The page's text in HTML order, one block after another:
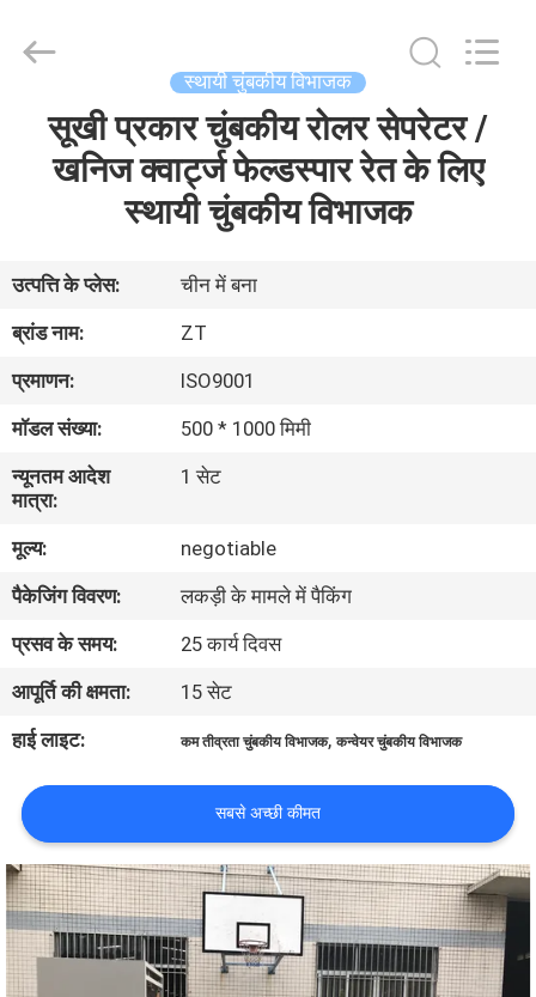
हमारे
बारे
में
कारखाना
भ्रमण
गुणवत्ता
नियंत्रण
संपर्क
करें
समाचार
और
ज्ञान
मामलों
स्थायी चुंबकीय विभाजक
सूखी प्रकार चुंबकीय रोलर सेपरेटर /
खनिज क्वार्ट्ज फेल्डस्पार रेत के लिए
स्थायी चुंबकीय विभाजक
उत्पत्ति के प्लेस:
चीन में बना
ब्रांड नाम:
ZT
प्रमाणन:
ISO9001
मॉडल संख्या:
500 * 1000 मिमी
न्यूनतम आदेश
मात्रा:
1 सेट
मूल्य:
negotiable
पैकेजिंग विवरण:
लकड़ी के मामले में पैकिंग
प्रसव के समय:
25 कार्य दिवस
आपूर्ति की क्षमता:
15 सेट
हाई लाइट:
कम तीव्रता चुंबकीय विभाजक,कन्वेयर चुंबकीय विभाजक
सबसे अच्छी कीमत